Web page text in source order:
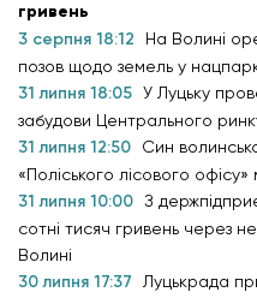
гривень
3 серпня 18:12
На Волині
позов щодо земель у
31 липня 18:05 У Луцьку
забудови Центрального
31 липня 12:50
Син
«Поліського лісового
31 липня 10:00 З
сотні тисяч гривень через
Волині
30 липня 17:37
Луцькрада